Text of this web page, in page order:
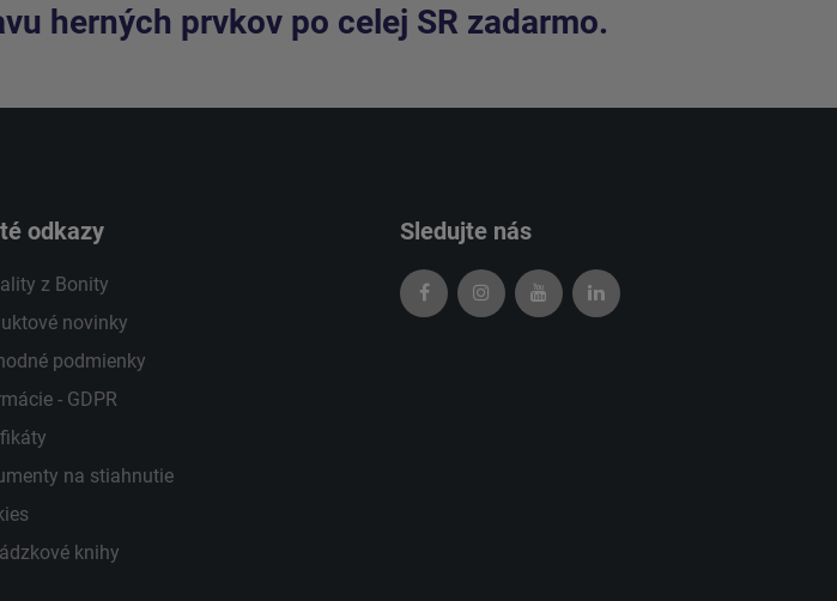
herných prvkov po celej SR zadarmo.
odkazy
z Bonity
novinky
podmienky
- GDPR
na stiahnutie
knihy
Sledujte nás